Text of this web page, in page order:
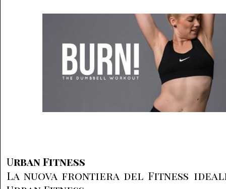
Urban Fitness
La nuova frontiera del Fitness